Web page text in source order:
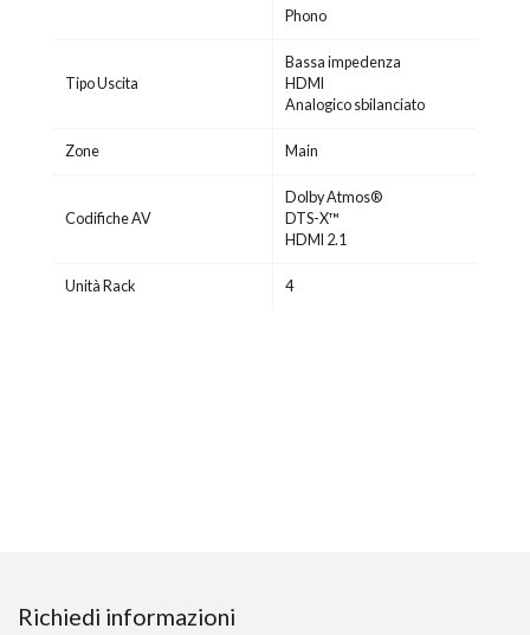
Phono
Tipo Uscita
Bassa impedenza
HDMI
Analogico sbilanciato
Zone Main
Codifiche AV
Dolby Atmos®
DTS-X™
HDMI 2.1
Unità Rack 4
Richiedi informazioni